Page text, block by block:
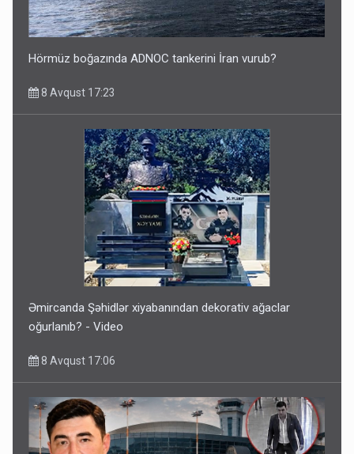
Hörmüz boğazında ADNOC tankerini İran vurub?
8 Avqust 17:23
Əmircanda Şəhidlər xiyabanından dekorativ ağaclar
oğurlanıb? - Video
8 Avqust 17:06